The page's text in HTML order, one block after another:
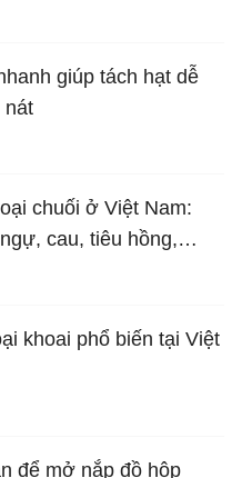
giúp tách hạt dễ
nát
chuối ở Việt Nam:
cau, tiêu hồng,
khoai phổ biến tại Việt
để mở nắp đồ hộp